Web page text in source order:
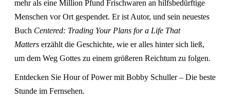
mehr als eine Million Pfund Frischwaren an hilfsbedürftige
Menschen vor Ort gespendet. Er ist Autor, und sein neuestes
Buch Centered: Trading Your Plans for a Life That
Matters erzählt die Geschichte, wie er alles hinter sich ließ,
um dem Weg Gottes zu einem größeren Reichtum zu folgen.
Entdecken Sie Hour of Power mit Bobby Schuller – Die beste
Stunde im Fernsehen.